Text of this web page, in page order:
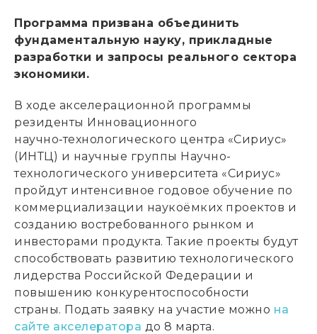
Программа призвана объединить
фундаментальную науку, прикладные
разработки и запросы реального сектора
экономики.
В ходе акселерационной программы
резиденты Инновационного
научно‑технологического центра «Сириус»
(ИНТЦ) и научные группы Научно-
технологического университета «Сириус»
пройдут интенсивное годовое обучение по
коммерциализации наукоёмких проектов и
созданию востребованного рынком и
инвесторами продукта. Такие проекты будут
способствовать развитию технологического
лидерства Российской Федерации и
повышению конкурентоспособности
страны. Подать заявку на участие можно на
сайте акселератора до 8 марта.